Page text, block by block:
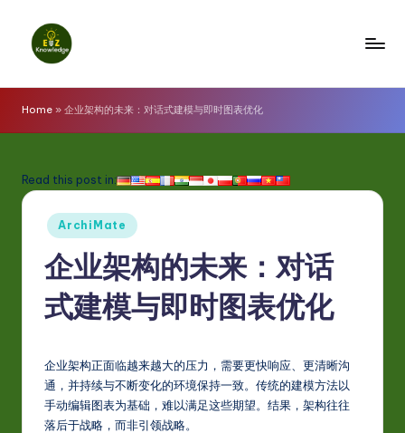
z
K
o
w
d
S
Home » 企业架构的未来：对话式建模与即时图表优化
Read this post in:
Posted
in
ArchiMate
企业架构的未来：对话
式建模与即时图表优化
企业架构正面临越来越大的压力，需要更快响应、更清晰沟
通，并持续与不断变化的环境保持一致。传统的建模方法以
手动编辑图表为基础，难以满足这些期望。结果，架构往往
落后于战略，而非引领战略。